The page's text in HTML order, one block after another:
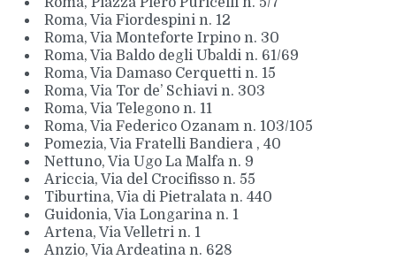
Roma, Via Fiordespini n. 12
Roma, Via Monteforte Irpino n. 30
Roma, Via Baldo degli Ubaldi n. 61/69
Roma, Via Damaso Cerquetti n. 15
Roma, Via Tor de’ Schiavi n. 303
Roma, Via Telegono n. 11
Roma, Via Federico Ozanam n. 103/105
Pomezia, Via Fratelli Bandiera , 40
Nettuno, Via Ugo La Malfa n. 9
Ariccia, Via del Crocifisso n. 55
Tiburtina, Via di Pietralata n. 440
Guidonia, Via Longarina n. 1
Artena, Via Velletri n. 1
Anzio, Via Ardeatina n. 628